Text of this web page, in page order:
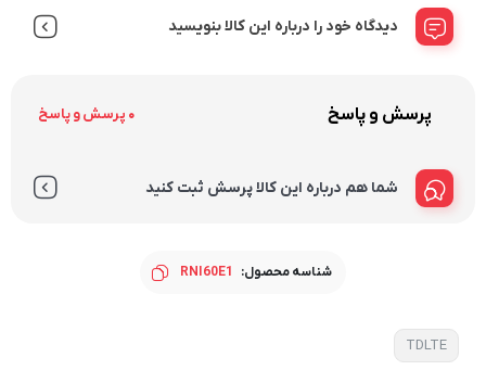
دیدگاه خود را درباره این کالا بنویسید
پرسش و پاسخ 0 پرسش و پاسخ
شما هم درباره این کالا پرسش ثبت کنید
شناسه محصول: RNI60E1
TDLTE